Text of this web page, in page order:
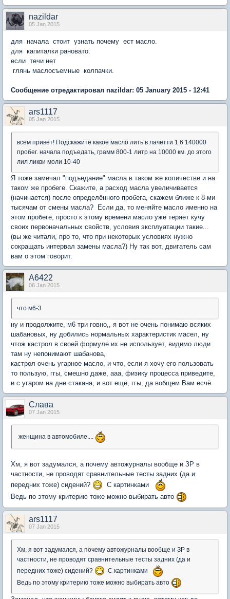
nazildar
05 Jan 2015
для начала стоит узнать почему ест масло.
для капиталки рановато.
если течи нет
глянь маслосъемные колпачки.
Сообщение отредактировал nazildar: 05 January 2015 - 12:41
ars1117
05 Jan 2015
всем привет! Подскажите какое масло лить в лачетти 1.6 140000
пробег. начала подъедать, грамм 800-1 литр на 10000 км. до этого
лил ликви моли 10-40
Я тоже замечал "подъедание" масла в таком же количестве и на
таком же пробеге. Скажите, а расход масла увеличивается
(начинается) после определённого пробега, скажем ближе к 8-ми
тысячам от смены масла? Если да, то меняйте масло именно на
этом пробеге, просто к этому времени масло уже теряет кучу
своих первоначальных свойств, условия эксплуатации такие...
(вы же читали, про то, что при некоторых условиях нужно
сокращать интервал замены масла?) Ну так вот, двигатель сам
вам о этом говорит.
А6422
06 Jan 2015
что м6-3
ну и продолжите, м6 три говно,, я вот не очень понимаю всяких
шабановых, ну добились нормальных характеристик масел, ну
чтож кастрол в своей формуле их не использует, видимо люди
там ну непонимают шабанова,
кастрол очень угарное масло, и что, если я хочу его пользовать
то пользую, ггы, смешно даже, ааа, физику процесса приведите,
и с угаром на дне стакана, и вот ещё, ггы, да вобщем Вам есчё
Слaва
07 Jan 2015
женщина в автомобиле....
Хм, я вот задумался, а почему автожурналы вообще и ЗР в
частности, не проводят сравнительные тесты задних (да и
передних тоже) сидений?
С картинками
Ведь по этому критерию тоже можно выбирать авто
ars1117
07 Jan 2015
Хм, я вот задумался, а почему автожурналы вообще и ЗР в
частности, не проводят сравнительные тесты задних (да и
передних тоже) сидений?
С картинками
Ведь по этому критерию тоже можно выбирать авто